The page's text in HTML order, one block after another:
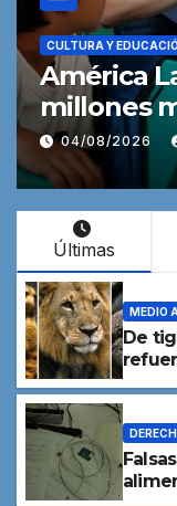
Y EDUCACIÓN
escolar
08/2026
Últimas
MEDIO
De